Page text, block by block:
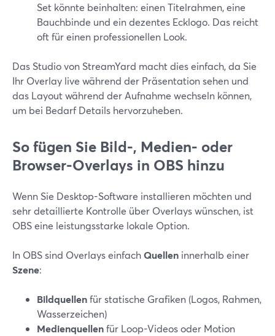
Set könnte beinhalten: einen Titelrahmen, eine
Bauchbinde und ein dezentes Ecklogo. Das reicht
oft für einen professionellen Look.
Das Studio von StreamYard macht dies einfach, da Sie
Ihr Overlay live während der Präsentation sehen und
das Layout während der Aufnahme wechseln können,
um bei Bedarf Details hervorzuheben.
So fügen Sie Bild-, Medien- oder
Browser-Overlays in OBS hinzu
Wenn Sie Desktop-Software installieren möchten und
sehr detaillierte Kontrolle über Overlays wünschen, ist
OBS eine leistungsstarke lokale Option.
In OBS sind Overlays einfachQuellen innerhalb einer
Szene:
Bildquellenfür statische Grafiken (Logos, Rahmen,
Wasserzeichen)
Medienquellenfür Loop-Videos oder Motion